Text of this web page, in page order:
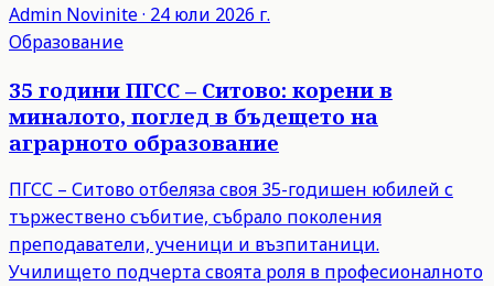
Admin Novinite· 24 юли 2026 г.
Образование
35 години ПГСС – Ситово: корени в
миналото, поглед в бъдещето на
аграрното образование
ПГСС – Ситово отбеляза своя 35-годишен юбилей с
тържествено събитие, събрало поколения
преподаватели, ученици и възпитаници.
Училището подчерта своята роля в професионалното